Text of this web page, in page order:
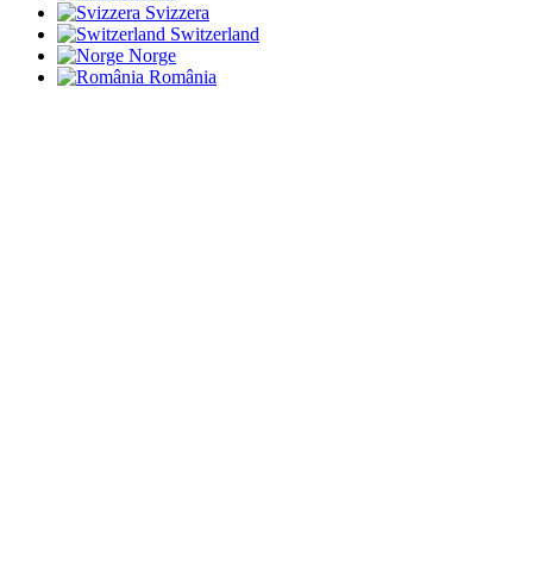
Svizzera
Switzerland
Norge
România